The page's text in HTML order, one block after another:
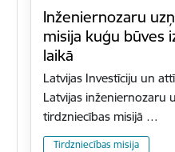
Inženiernozaru
misija kuģu būves
laikā
Latvijas Investīciju un
Latvijas inženiernozaru
tirdzniecības misijā …
Tirdzniecības misija